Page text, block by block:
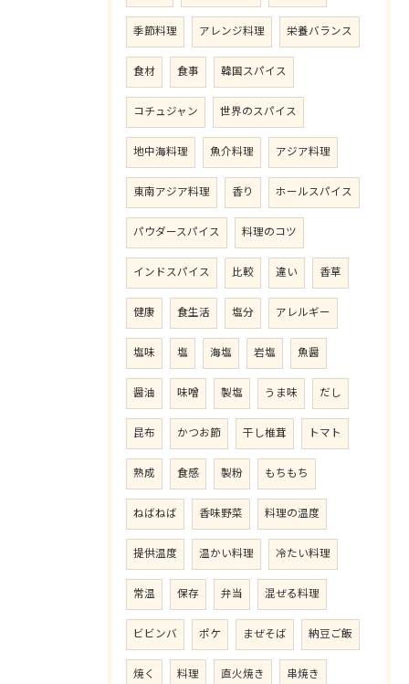
季節料理 アレンジ料理 栄養バランス
食材 食事 韓国スパイス
コチュジャン 世界のスパイス
地中海料理 魚介料理 アジア料理
東南アジア料理 香り ホールスパイス
パウダースパイス 料理のコツ
インドスパイス 比較 違い 香草
健康 食生活 塩分 アレルギー
塩味 塩 海塩 岩塩 魚醤
醤油 味噌 製塩 うま味 だし
昆布 かつお節 干し椎茸 トマト
熟成 食感 製粉 もちもち
ねばねば 香味野菜 料理の温度
提供温度 温かい料理 冷たい料理
常温 保存 弁当 混ぜる料理
ビビンバ ポケ まぜそば 納豆ご飯
焼く 料理 直火焼き 串焼き